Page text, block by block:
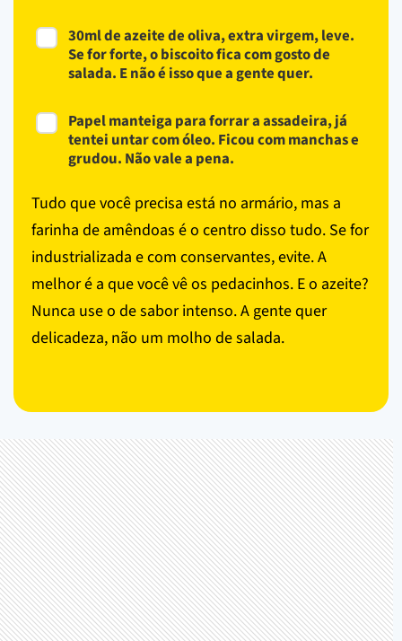
30ml de azeite de oliva, extra virgem, leve.
Se for forte, o biscoito fica com gosto de
salada. E não é isso que a gente quer.
Papel manteiga para forrar a assadeira, já
tentei untar com óleo. Ficou com manchas e
grudou. Não vale a pena.
Tudo que você precisa está no armário, mas a
farinha de amêndoas é o centro disso tudo. Se for
industrializada e com conservantes, evite. A
melhor é a que você vê os pedacinhos. E o azeite?
Nunca use o de sabor intenso. A gente quer
delicadeza, não um molho de salada.